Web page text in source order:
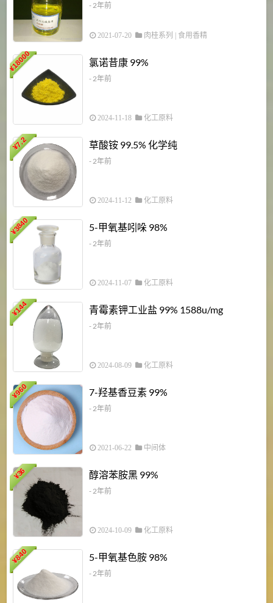
- 2年前
2021-07-20 肉桂系列 食用香精
¥
18000 氯诺昔康 99%
- 2年前
2024-11-18 化工原料
¥
7.2 草酸铵 99.5% 化学纯
- 2年前
2024-11-12 化工原料
¥
3840 5-甲氧基吲哚 98%
- 2年前
2024-11-07 化工原料
¥
144 青霉素钾工业盐 99% 1588u/mg
- 2年前
2024-08-09 化工原料
¥
960 7-羟基香豆素 99%
- 2年前
2021-06-22 中间体
¥
36 醇溶苯胺黑 99%
- 2年前
2024-10-09 化工原料
¥
840 5-甲氧基色胺 98%
- 2年前